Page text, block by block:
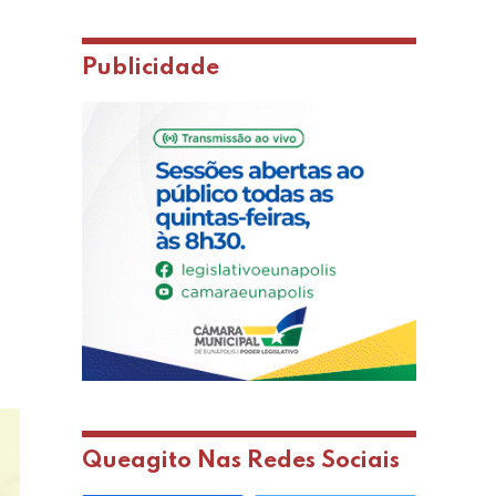
Publicidade
Queagito Nas Redes Sociais